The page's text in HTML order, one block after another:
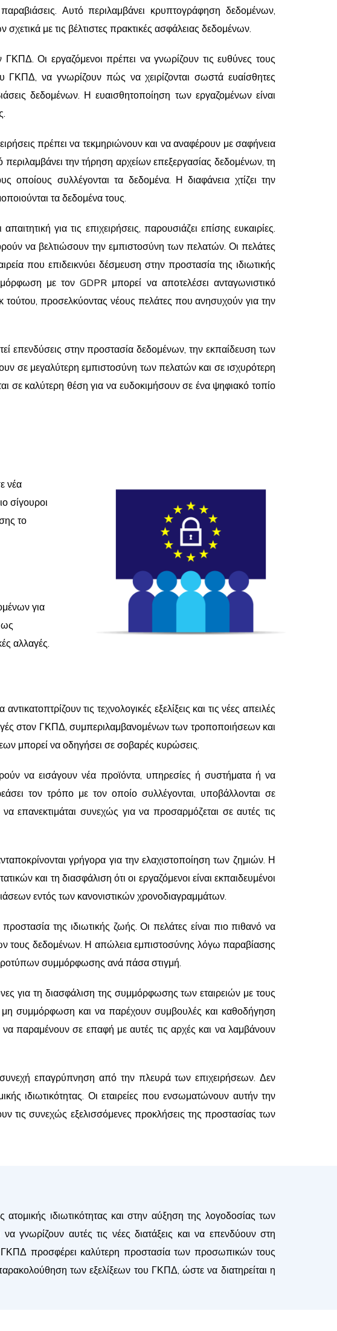
Αυτό περιλαμβάνει κρυπτογράφηση δεδομένων,
με τις βέλτιστες πρακτικές ασφάλειας δεδομένων.
Οι εργαζόμενοι πρέπει να γνωρίζουν τις ευθύνες τους
να γνωρίζουν πώς να χειρίζονται σωστά ευαίσθητες
δεδομένων. Η ευαισθητοποίηση των εργαζομένων είναι
πρέπει να τεκμηριώνουν και να αναφέρουν με σαφήνεια
την τήρηση αρχείων επεξεργασίας δεδομένων, τη
συλλέγονται τα δεδομένα. Η διαφάνεια χτίζει την
τα δεδομένα τους.
για τις επιχειρήσεις, παρουσιάζει επίσης ευκαιρίες.
να βελτιώσουν την εμπιστοσύνη των πελατών. Οι πελάτες
που επιδεικνύει δέσμευση στην προστασία της ιδιωτικής
με τον GDPR μπορεί να αποτελέσει ανταγωνιστικό
τούτου, προσελκύοντας νέους πελάτες που ανησυχούν για την
επενδύσεις στην προστασία δεδομένων, την εκπαίδευση των
σε μεγαλύτερη εμπιστοσύνη των πελατών και σε ισχυρότερη
σε καλύτερη θέση για να ευδοκιμήσουν σε ένα ψηφιακό τοπίο
νέα
σίγουροι
το
για
ως
αλλαγές.
τις τεχνολογικές εξελίξεις και τις νέες απειλές
στον ΓΚΠΔ, συμπεριλαμβανομένων των τροποποιήσεων και
μπορεί να οδηγήσει σε σοβαρές κυρώσεις.
να εισάγουν νέα προϊόντα, υπηρεσίες ή συστήματα ή να
τον τρόπο με τον οποίο συλλέγονται, υποβάλλονται σε
επανεκτιμάται συνεχώς για να προσαρμόζεται σε αυτές τις
γρήγορα για την ελαχιστοποίηση των ζημιών. Η
και τη διασφάλιση ότι οι εργαζόμενοι είναι εκπαιδευμένοι
εντός των κανονιστικών χρονοδιαγραμμάτων.
της ιδιωτικής ζωής. Οι πελάτες είναι πιο πιθανό να
τους δεδομένων. Η απώλεια εμπιστοσύνης λόγω παραβίασης
συμμόρφωσης ανά πάσα στιγμή.
για τη διασφάλιση της συμμόρφωσης των εταιρειών με τους
μη συμμόρφωση και να παρέχουν συμβουλές και καθοδήγηση
παραμένουν σε επαφή με αυτές τις αρχές και να λαμβάνουν
επαγρύπνηση από την πλευρά των επιχειρήσεων. Δεν
ιδιωτικότητας. Οι εταιρείες που ενσωματώνουν αυτήν την
τις συνεχώς εξελισσόμενες προκλήσεις της προστασίας των
ιδιωτικότητας και στην αύξηση της λογοδοσίας των
γνωρίζουν αυτές τις νέες διατάξεις και να επενδύουν στη
προσφέρει καλύτερη προστασία των προσωπικών τους
των εξελίξεων του ΓΚΠΔ, ώστε να διατηρείται η